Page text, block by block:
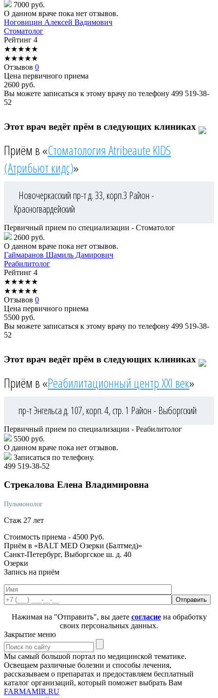
7000 руб.
О данном враче пока нет отзывов.
Ноговицин Алексей Вадимович
Стоматолог
Рейтинг 4
★★★★★
★★★★★
Отзывов 0
Цена первичного приема
2600 руб.
Вы можете записаться к этому врачу по телефону 499 519-38-
52
Этот врач ведёт прём в следующих клиниках
Приём в «Стоматология Atribeaute KIDS
(Атрибьют кидс)»
Новочеркасский пр-т д. 33, корп.3 Район -
Красногвардейский
Первичный прием по специализации - Стоматолог
2600 руб.
О данном враче пока нет отзывов.
Гаймаранов Шамиль Дамирович
Реабилитолог
Рейтинг 4
★★★★★
★★★★★
Отзывов 0
Цена первичного приема
5500 руб.
Вы можете записаться к этому врачу по телефону 499 519-38-
52
Этот врач ведёт прём в следующих клиниках
Приём в «Реабилитационный центр XXI век»
пр-т Энгельса д. 107, корп. 4, стр. 1 Район - Выборгский
Первичный прием по специализации - Реабилитолог
5500 руб.
О данном враче пока нет отзывов.
Записаться по телефону.
499 519-38-52
Стрекалова Елена Владимировна
Пульмонолог
Стаж 27 лет
Стоимость приема - 4500 Руб.
Приём в «BALT MED Озерки (Балтмед)»
Санкт-Петербург, Выборгское ш. д. 40
Озерки
Запись на приём
Нажимая на "Отправить", вы даете согласиена обработку
своих персональных данных.
Закрытие меню
Мы самый большой портал по медицинской тематике.
Освещаем различные болезни и способы лечения,
рассказываем о препаратах и предоставляем бесплатный
каталог организаций, который поможет выбрать Вам
FARMAMIR.RU